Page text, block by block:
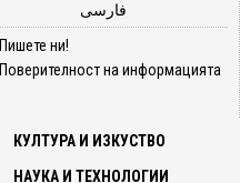
فارسی
Пишете ни!
Поверителност на информацията
КУЛТУРА И ИЗКУСТВО
НАУКА И ТЕХНОЛОГИИ